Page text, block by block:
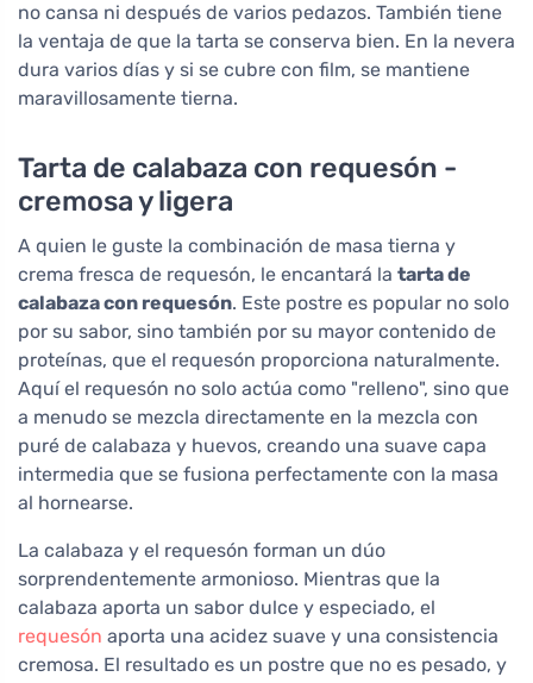
no cansa ni después de varios pedazos. También tiene
la ventaja de que la tarta se conserva bien. En la nevera
dura varios días y si se cubre con film, se mantiene
maravillosamente tierna.
Tarta de calabaza con requesón -
cremosa y ligera
A quien le guste la combinación de masa tierna y
crema fresca de requesón, le encantará la tarta de
calabaza con requesón. Este postre es popular no solo
por su sabor, sino también por su mayor contenido de
proteínas, que el requesón proporciona naturalmente.
Aquí el requesón no solo actúa como "relleno", sino que
a menudo se mezcla directamente en la mezcla con
puré de calabaza y huevos, creando una suave capa
intermedia que se fusiona perfectamente con la masa
al hornearse.
La calabaza y el requesón forman un dúo
sorprendentemente armonioso. Mientras que la
calabaza aporta un sabor dulce y especiado, el
requesón aporta una acidez suave y una consistencia
cremosa. El resultado es un postre que no es pesado, y